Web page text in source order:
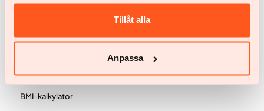
Tillåt alla
Anpassa
Kvinna
Ditt team
BMI-kalkylator